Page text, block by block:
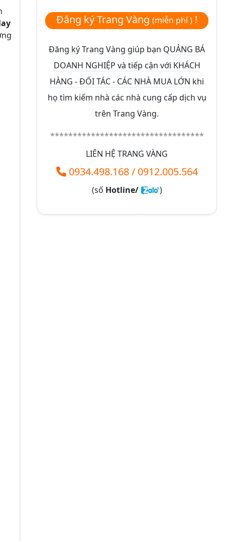
Đăng ký Trang Vàng (miễn phí ) !
Đăng ký Trang Vàng giúp bạn QUẢNG BÁ
DOANH NGHIỆP và tiếp cận với KHÁCH
HÀNG - ĐỐI TÁC - CÁC NHÀ MUA LỚN khi
họ tìm kiếm nhà các nhà cung cấp dịch vụ
trên Trang Vàng.
**********************************
LIÊN HỆ TRANG VÀNG
0934.498.168/ 0912.005.564
(số Hotline/ )